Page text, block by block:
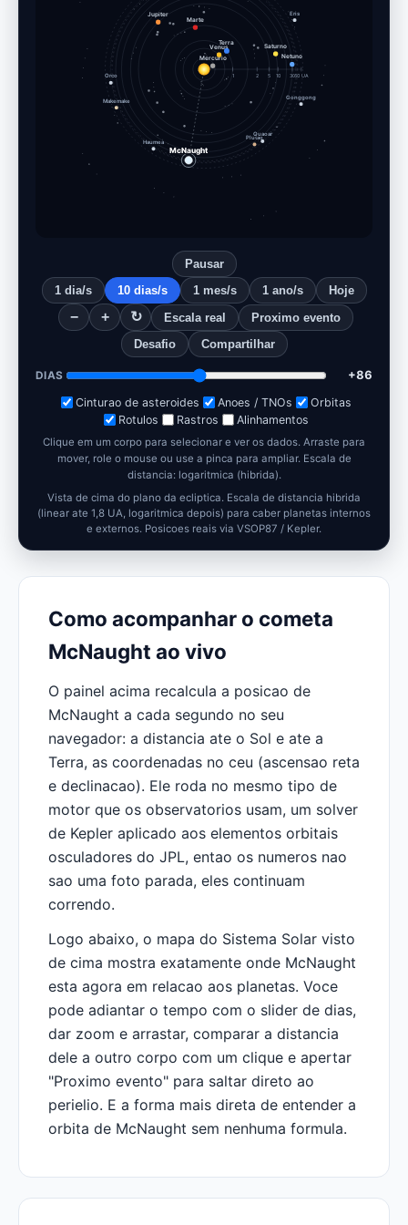
1 2 5 10 3060 UA
Mercurio
Venus
Terra
Marte
Jupiter
Saturno
Netuno
Plutao
Haumea
Makemake
Eris
Quaoar
Orco
Gonggong
McNaught
Pausar
1 dia/s
10 dias/s 1 mes/s 1 ano/s Hoje
− + ↻ Escala real
Proximo evento
Desafio
Compartilhar
DIAS
+96
Cinturao de asteroides
Anoes / TNOs
Orbitas
Rotulos
Rastros Alinhamentos
Clique em um corpo para selecionar e ver os dados. Arraste para
mover, role o mouse ou use a pinca para ampliar. Escala de
distancia: logaritmica (hibrida).
Vista de cima do plano da ecliptica. Escala de distancia hibrida
(linear ate 1,8 UA, logaritmica depois) para caber planetas internos
e externos. Posicoes reais via VSOP87 / Kepler.
Como acompanhar o cometa
McNaught ao vivo
O painel acima recalcula a posicao de
McNaught a cada segundo no seu
navegador: a distancia ate o Sol e ate a
Terra, as coordenadas no ceu (ascensao reta
e declinacao). Ele roda no mesmo tipo de
motor que os observatorios usam, um solver
de Kepler aplicado aos elementos orbitais
osculadores do JPL, entao os numeros nao
sao uma foto parada, eles continuam
correndo.
Logo abaixo, o mapa do Sistema Solar visto
de cima mostra exatamente onde McNaught
esta agora em relacao aos planetas. Voce
pode adiantar o tempo com o slider de dias,
dar zoom e arrastar, comparar a distancia
dele a outro corpo com um clique e apertar
"Proximo evento" para saltar direto ao
perielio. E a forma mais direta de entender a
orbita de McNaught sem nenhuma formula.